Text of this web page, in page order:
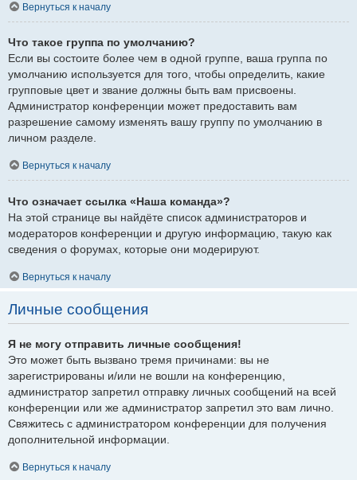
Вернуться к началу
Что такое группа по умолчанию?
Если вы состоите более чем в одной группе, ваша группа по
умолчанию используется для того, чтобы определить, какие
групповые цвет и звание должны быть вам присвоены.
Администратор конференции может предоставить вам
разрешение самому изменять вашу группу по умолчанию в
личном разделе.
Вернуться к началу
Что означает ссылка «Наша команда»?
На этой странице вы найдёте список администраторов и
модераторов конференции и другую информацию, такую как
сведения о форумах, которые они модерируют.
Вернуться к началу
Личные сообщения
Я не могу отправить личные сообщения!
Это может быть вызвано тремя причинами: вы не
зарегистрированы и/или не вошли на конференцию,
администратор запретил отправку личных сообщений на всей
конференции или же администратор запретил это вам лично.
Свяжитесь с администратором конференции для получения
дополнительной информации.
Вернуться к началу